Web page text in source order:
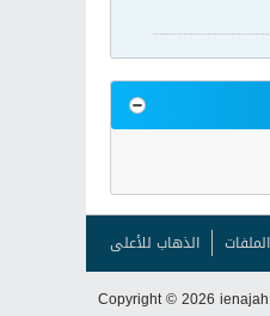
الذهاب للأعلى
Copyright © 2026